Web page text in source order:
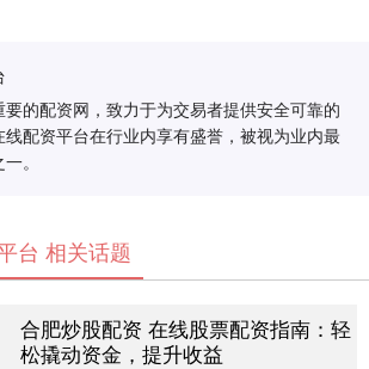
的配资网，致力于为交易者提供安全可靠的
配资平台在行业内享有盛誉，被视为业内最
。
台 相关话题
合肥炒股配资 在线股票配资指南：轻
松撬动资金，提升收益